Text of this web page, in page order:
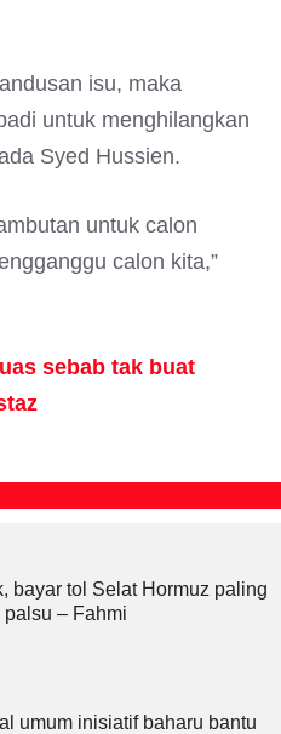
isu, maka
untuk menghilangkan
Syed Hussien.
untuk calon
calon kita,”
sebab tak buat
bayar tol Selat Hormuz paling
palsu – Fahmi
umum inisiatif baharu bantu